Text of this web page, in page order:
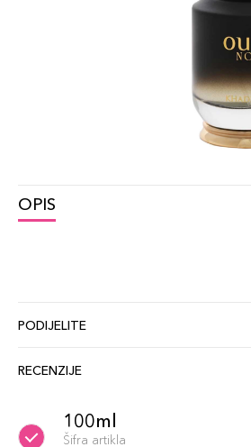
OPIS
PODIJELITE
RECENZIJE
100ml
Šifra artikla